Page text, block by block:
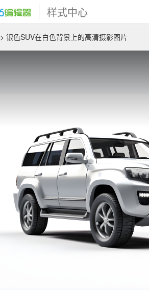
样式中心
> 银色SUV在白色背景上的高清摄影图片